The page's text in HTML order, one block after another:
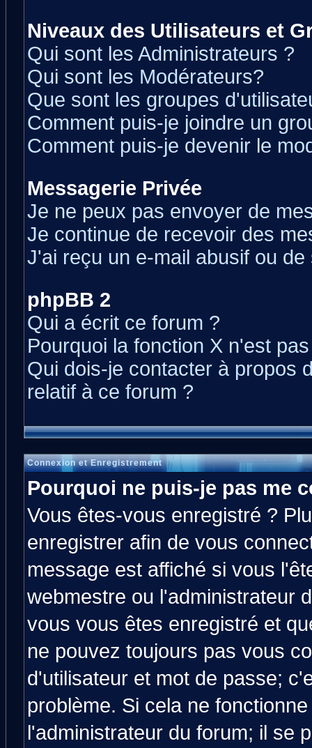
Niveaux des Utilisateurs et
Qui sont les Administrateurs ?
Qui sont les Modérateurs?
Que sont les groupes
Comment puis-je joindre un
Comment puis-je devenir le
Messagerie Privée
Je ne peux pas envoyer de
Je continue de recevoir des
J'ai reçu un e-mail abusif ou
phpBB 2
Qui a écrit ce forum ?
Pourquoi la fonction X n'est
Qui dois-je contacter à propos
relatif à ce forum ?
Connexion et Enregistrement
Pourquoi ne puis-je pas me
Vous êtes-vous enregistré ?
enregistrer afin de vous
message est affiché si vous
webmestre ou l'administrateur
vous vous êtes enregistré et
ne pouvez toujours pas vous
d'utilisateur et mot de passe;
problème. Si cela ne
l'administrateur du forum; il se